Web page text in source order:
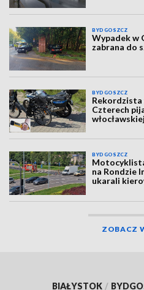
BYDGOSZCZ
Wypadek w
zabrana do
BYDGOSZCZ
Rekordzista
Czterech
BYDGOSZCZ
na Rondzie
ukarali
ZOBACZ
BIAŁYSTOK /